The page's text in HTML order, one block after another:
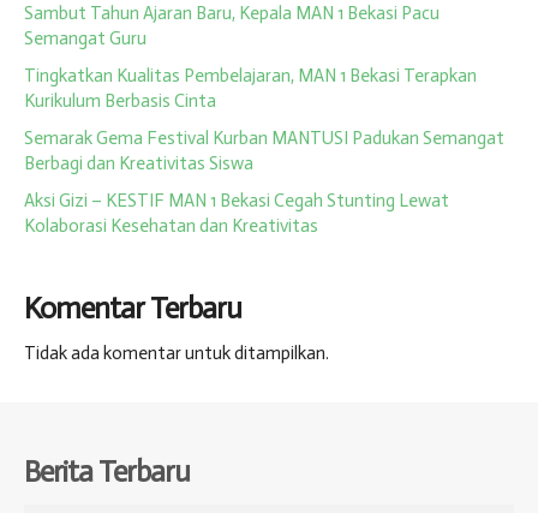
Sambut Tahun Ajaran Baru, Kepala MAN 1 Bekasi Pacu
Semangat Guru
Tingkatkan Kualitas Pembelajaran, MAN 1 Bekasi Terapkan
Kurikulum Berbasis Cinta
Semarak Gema Festival Kurban MANTUSI Padukan Semangat
Berbagi dan Kreativitas Siswa
Aksi Gizi – KESTIF MAN 1 Bekasi Cegah Stunting Lewat
Kolaborasi Kesehatan dan Kreativitas
Komentar Terbaru
Tidak ada komentar untuk ditampilkan.
Berita Terbaru